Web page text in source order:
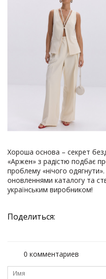
Хороша основа – секрет
«Аржен» з радістю подбає
проблему «нічого
оновленнями каталогу та
українським виробником!
Поделиться:
0 комментариев